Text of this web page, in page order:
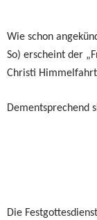
Wie schon
So) erscheint der
Christi
Dementsprechend
Die